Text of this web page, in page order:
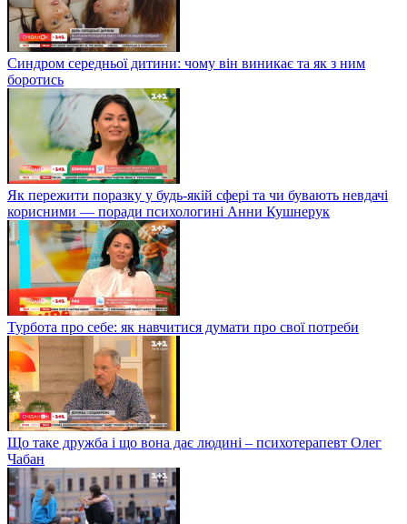
Синдром середньої дитини: чому він виникає та як з ним
боротись
Як пережити поразку у будь-якій сфері та чи бувають невдачі
корисними — поради психологині Анни Кушнерук
Турбота про себе: як навчитися думати про свої потреби
Що таке дружба і що вона дає людині – психотерапевт Олег
Чабан